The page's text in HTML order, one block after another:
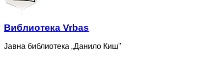
Bиблиотека Vrbas
Јавна библиотека „Данило Киш"